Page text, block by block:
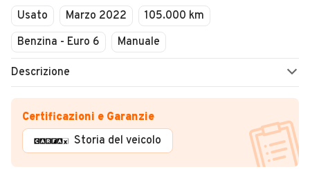
Usato Marzo 2022
105.000 km
Benzina - Euro 6
Manuale
Descrizione
Certificazioni e Garanzie
Storia del veicolo